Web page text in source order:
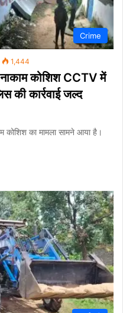
Crime
1,444
कोशिश CCTV में
की कार्रवाई जल्द
कोशिश का मामला सामने आया है।